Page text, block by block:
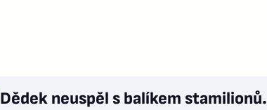
Dědek neuspěl s balíkem stamilionů.